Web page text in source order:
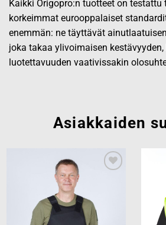
Kaikki Origopro:n tuotteet on testattu
korkeimmat eurooppalaiset
enemmän: ne täyttävät
joka takaa ylivoimaisen
luotettavuuden vaativissakin
Asiakkaiden